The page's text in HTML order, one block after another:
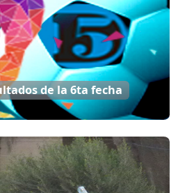
de la 6ta fecha